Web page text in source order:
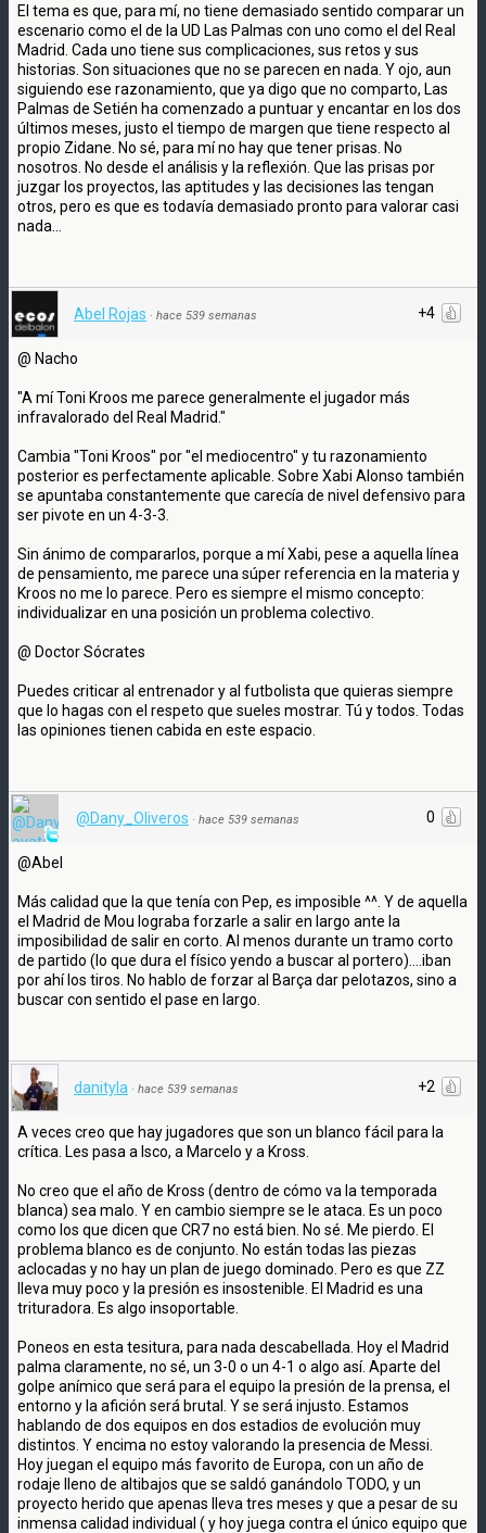
El tema es que, para mí, no tiene demasiado sentido comparar un
escenario como el de la UD Las Palmas con uno como el del Real
Madrid. Cada uno tiene sus complicaciones, sus retos y sus
historias. Son situaciones que no se parecen en nada. Y ojo, aun
siguiendo ese razonamiento, que ya digo que no comparto, Las
Palmas de Setién ha comenzado a puntuar y encantar en los dos
últimos meses, justo el tiempo de margen que tiene respecto al
propio Zidane. No sé, para mí no hay que tener prisas. No
nosotros. No desde el análisis y la reflexión. Que las prisas por
juzgar los proyectos, las aptitudes y las decisiones las tengan
otros, pero es que es todavía demasiado pronto para valorar casi
nada...
+4
Abel Rojas · hace 539 semanas
@ Nacho
"A mí Toni Kroos me parece generalmente el jugador más
infravalorado del Real Madrid."
Cambia "Toni Kroos" por "el mediocentro" y tu razonamiento
posterior es perfectamente aplicable. Sobre Xabi Alonso también
se apuntaba constantemente que carecía de nivel defensivo para
ser pivote en un 4-3-3.
Sin ánimo de compararlos, porque a mí Xabi, pese a aquella línea
de pensamiento, me parece una súper referencia en la materia y
Kroos no me lo parece. Pero es siempre el mismo concepto:
individualizar en una posición un problema colectivo.
@ Doctor Sócrates
Puedes criticar al entrenador y al futbolista que quieras siempre
que lo hagas con el respeto que sueles mostrar. Tú y todos. Todas
las opiniones tienen cabida en este espacio.
0
@Dany_Oliveros · hace 539 semanas
@Abel
Más calidad que la que tenía con Pep, es imposible ^^. Y de aquella
el Madrid de Mou lograba forzarle a salir en largo ante la
imposibilidad de salir en corto. Al menos durante un tramo corto
de partido (lo que dura el físico yendo a buscar al portero)....iban
por ahí los tiros. No hablo de forzar al Barça dar pelotazos, sino a
buscar con sentido el pase en largo.
+2
danityla · hace 539 semanas
A veces creo que hay jugadores que son un blanco fácil para la
crítica. Les pasa a Isco, a Marcelo y a Kross.
No creo que el año de Kross (dentro de cómo va la temporada
blanca) sea malo. Y en cambio siempre se le ataca. Es un poco
como los que dicen que CR7 no está bien. No sé. Me pierdo. El
problema blanco es de conjunto. No están todas las piezas
aclocadas y no hay un plan de juego dominado. Pero es que ZZ
lleva muy poco y la presión es insostenible. El Madrid es una
trituradora. Es algo insoportable.
Poneos en esta tesitura, para nada descabellada. Hoy el Madrid
palma claramente, no sé, un 3-0 o un 4-1 o algo así. Aparte del
golpe anímico que será para el equipo la presión de la prensa, el
entorno y la afición será brutal. Y se será injusto. Estamos
hablando de dos equipos en dos estadios de evolución muy
distintos. Y encima no estoy valorando la presencia de Messi.
Hoy juegan el equipo más favorito de Europa, con un año de
rodaje lleno de altibajos que se saldó ganándolo TODO, y un
proyecto herido que apenas lleva tres meses y que a pesar de su
inmensa calidad individual ( y hoy juega contra el único equipo que